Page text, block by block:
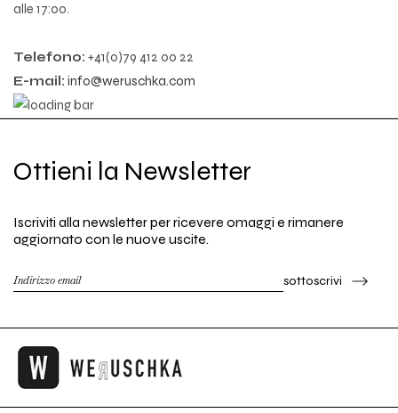
alle 17:00.
Telefono: +41(0)79 412 00 22
E-mail: info@weruschka.com
Ottieni la Newsletter
Iscriviti alla newsletter per ricevere omaggi e rimanere
aggiornato con le nuove uscite.
sottoscrivi